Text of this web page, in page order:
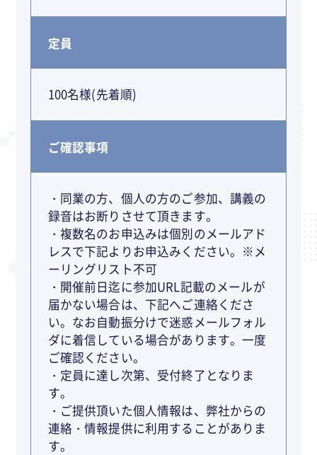
定員
100名様(先着順)
ご確認事項
・同業の方、個人の方のご参加、講義の
録音はお断りさせて頂きます。
・複数名のお申込みは個別のメールアド
レスで下記よりお申込みください。※メ
ーリングリスト不可
・開催前日迄に参加URL記載のメールが
届かない場合は、下記へご連絡くださ
い。なお自動振分けで迷惑メールフォル
ダに着信している場合があります。一度
ご確認ください。
・定員に達し次第、受付終了となりま
す。
・ご提供頂いた個人情報は、弊社からの
連絡・情報提供に利用することがありま
す。